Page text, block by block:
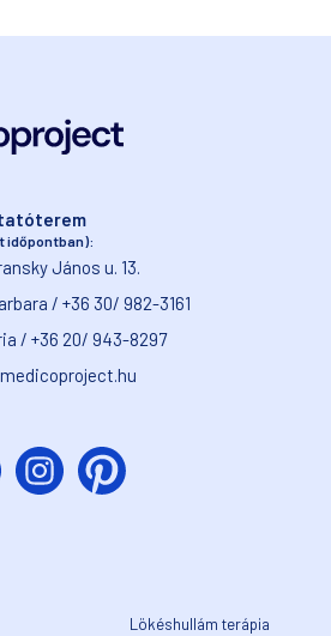
időpontban):
János u. 13.
/ +36 30/ 982-3161
/ +36 20/ 943-8297
Lökéshullám terápia